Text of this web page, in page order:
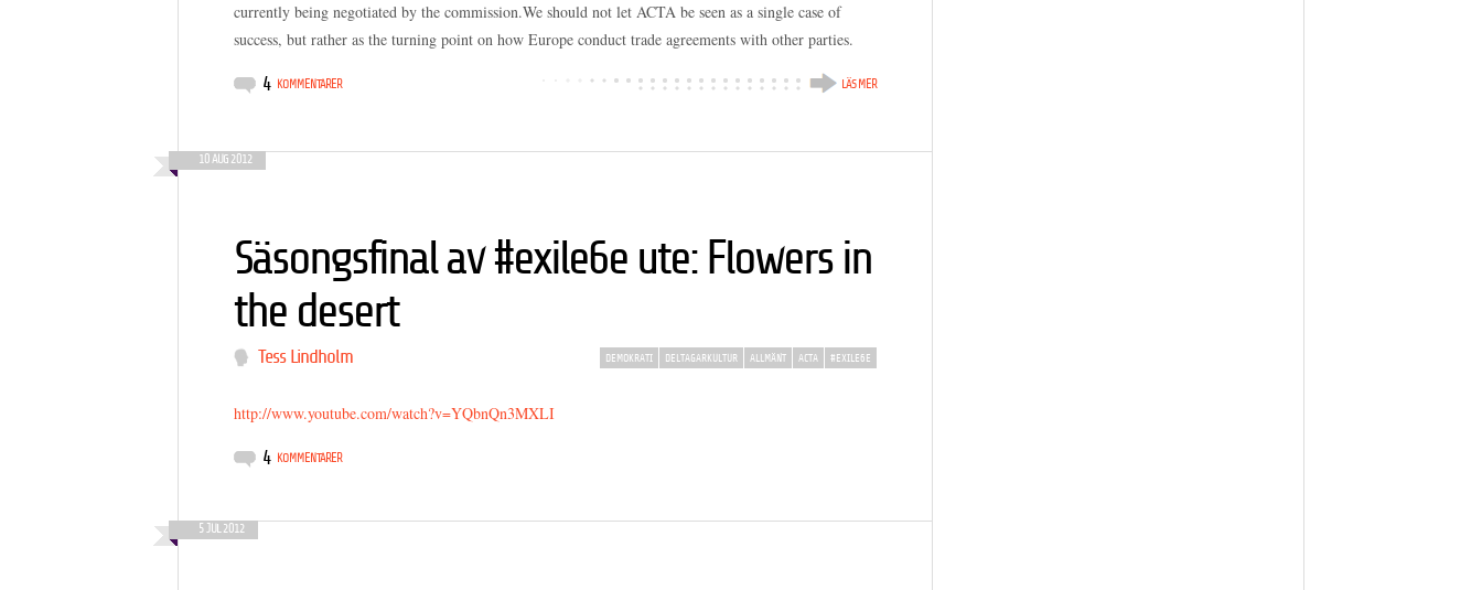
currently being negotiated by the commission.We should not let ACTA be seen as a single case of
success, but rather as the turning point on how Europe conduct trade agreements with other parties.
4 KOMMENTARER LÄS MER
10 AUG 2012
Säsongsfinal av #exile6e ute: Flowers in
the desert
Tess Lindholm #EXILE6E
ACTA
ALLMÄNT
DELTAGARKULTUR
DEMOKRATI
http://www.youtube.com/watch?v=YQbnQn3MXLI
4 KOMMENTARER
5 JUL 2012